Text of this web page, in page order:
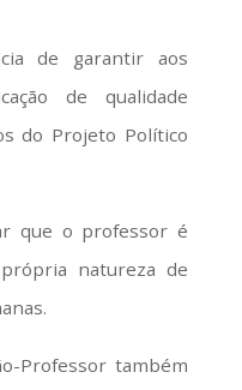
de garantir aos
de qualidade
do Projeto Político
que o professor é
natureza de
Professor também